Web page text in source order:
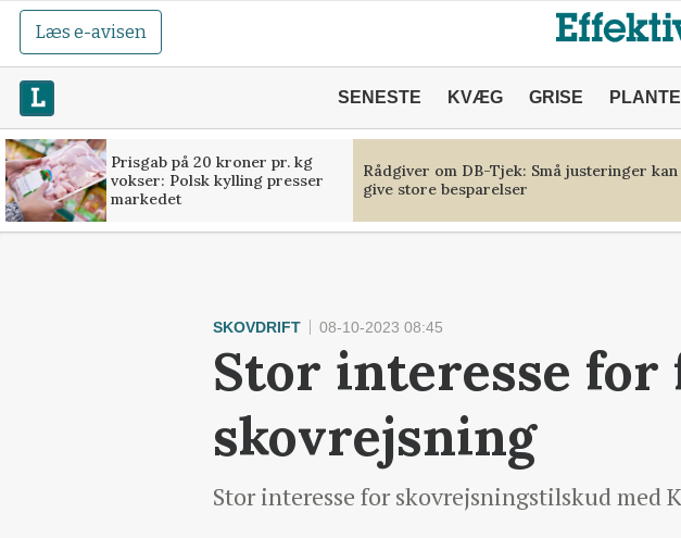
Læs e-avisen
SENESTE KVÆG GRISE
Prisgab på 20 kroner pr. kg
vokser: Polsk kylling presser
markedet
Rådgiver om DB-Tjek: Små justeringer kan
give store besparelser
SKOVDRIFT 08-10-2023 08:45
Stor interesse
skovrejsning
Stor interesse for skovrejsningstilskud med